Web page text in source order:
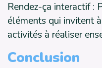
Rendez-ça interactif :
éléments qui invitent
activités à réaliser
Conclusion